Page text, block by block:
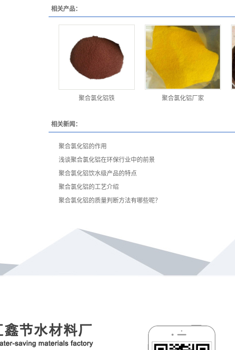
相关产品：
聚合氯化铝铁 聚合氯化铝厂家
相关新闻：
聚合氯化铝的作用
浅谈聚合氯化铝在环保行业中的前景
聚合氯化铝饮水级产品的特点
聚合氯化铝的工艺介绍
聚合氯化铝的质量判断方法有哪些呢？